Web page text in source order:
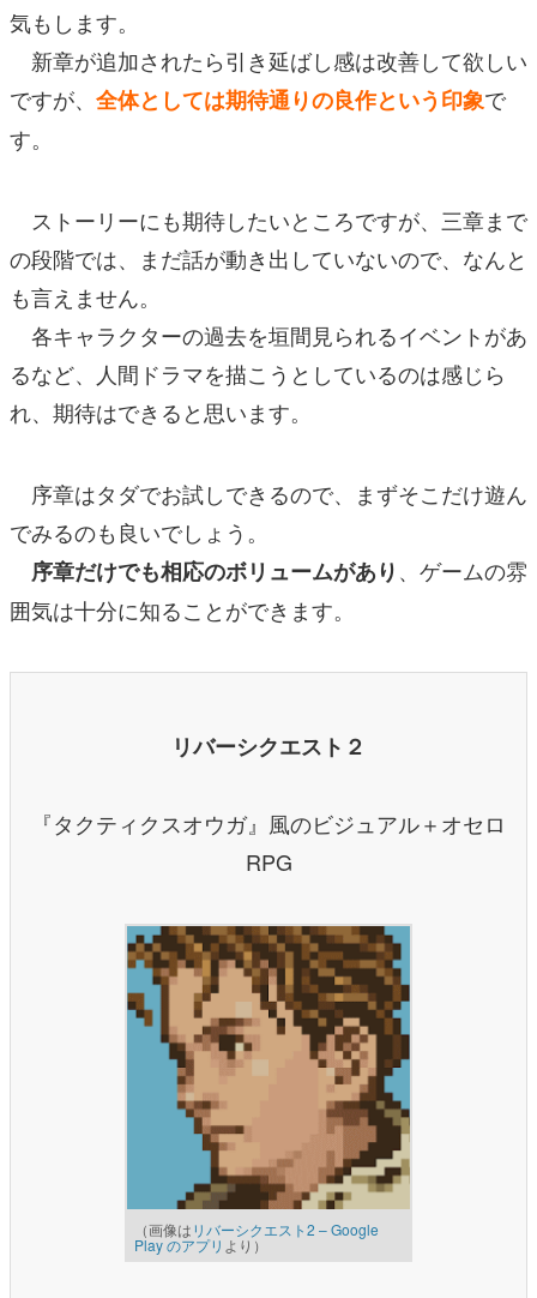
気もします。
新章が追加されたら引き延ばし感は改善して欲しい
ですが、 全体としては期待通りの良作という印象で
す。
ストーリーにも期待したいところですが、三章まで
の段階では、まだ話が動き出していないので、なんと
も言えません。
各キャラクターの過去を垣間見られるイベントがあ
るなど、人間ドラマを描こうとしているのは感じら
れ、期待はできると思います。
序章はタダでお試しできるので、まずそこだけ遊ん
でみるのも良いでしょう。
序章だけでも相応のボリュームがあり、ゲームの雰
囲気は十分に知ることができます。
リバーシクエスト２
『タクティクスオウガ』風のビジュアル＋オセロ
RPG
（画像はリバーシクエスト2 – Google
Play のアプリ より）